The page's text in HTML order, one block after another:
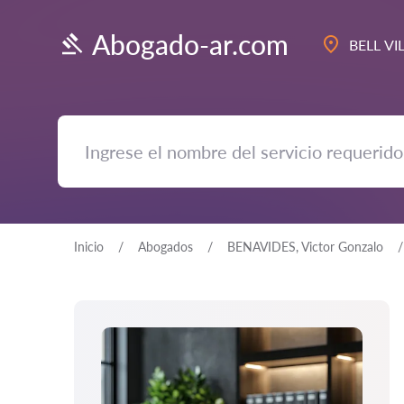
Abogado-ar.com BELL
Inicio Abogados BENAVIDES, Victor Gonzalo